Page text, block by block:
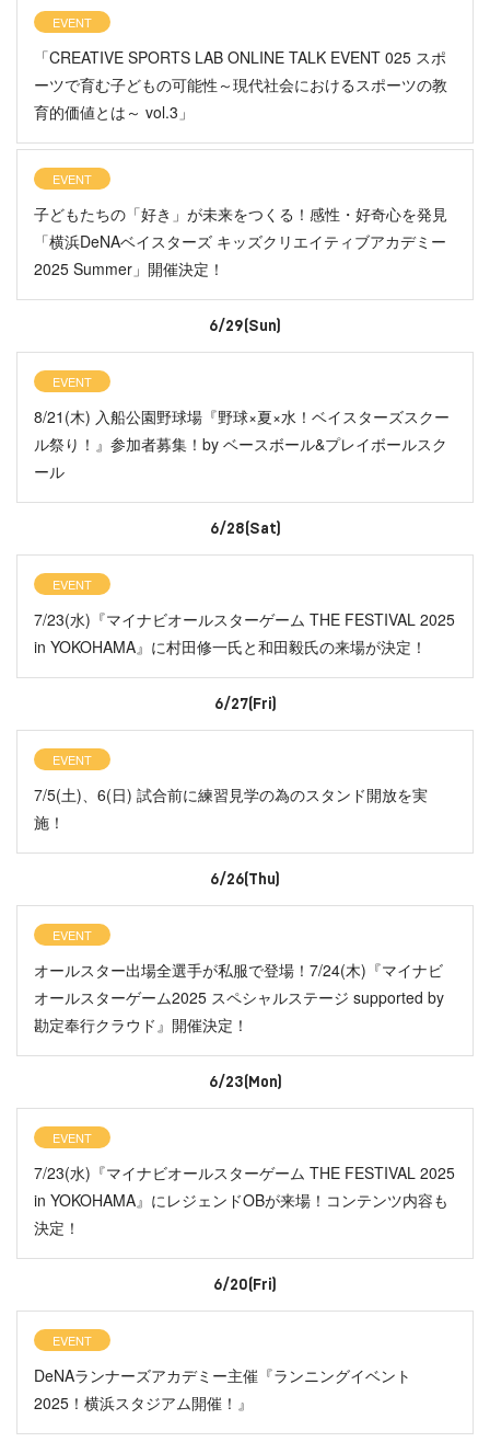
EVENT
「CREATIVE SPORTS LAB ONLINE TALK EVENT 025 スポ
ーツで育む子どもの可能性～現代社会におけるスポーツの教
育的価値とは～ vol.3」
EVENT
子どもたちの「好き」が未来をつくる！感性・好奇心を発見
「横浜DeNAベイスターズ キッズクリエイティブアカデミー
2025 Summer」開催決定！
6/29(Sun)
EVENT
8/21(木) 入船公園野球場『野球×夏×水！ベイスターズスクー
ル祭り！』参加者募集！by ベースボール&プレイボールスク
ール
6/28(Sat)
EVENT
7/23(水)『マイナビオールスターゲーム THE FESTIVAL 2025
in YOKOHAMA』に村田修一氏と和田毅氏の来場が決定！
6/27(Fri)
EVENT
7/5(土)、6(日) 試合前に練習見学の為のスタンド開放を実
施！
6/26(Thu)
EVENT
オールスター出場全選手が私服で登場！7/24(木)『マイナビ
オールスターゲーム2025 スペシャルステージ supported by
勘定奉行クラウド』開催決定！
6/23(Mon)
EVENT
7/23(水)『マイナビオールスターゲーム THE FESTIVAL 2025
in YOKOHAMA』にレジェンドOBが来場！コンテンツ内容も
決定！
6/20(Fri)
EVENT
DeNAランナーズアカデミー主催『ランニングイベント
2025！横浜スタジアム開催！』